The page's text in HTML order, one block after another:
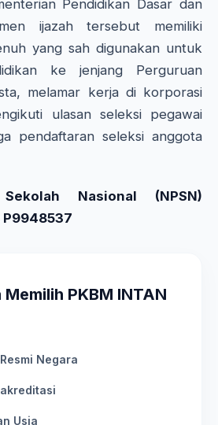
Pendidikan Dasar dan
ijazah tersebut memiliki
yang sah digunakan untuk
ke jenjang Perguruan
melamar kerja di korporasi
ulasan seleksi pegawai
pendaftaran seleksi anggota
Nasional (NPSN)
PKBM INTAN
Negara
Usia